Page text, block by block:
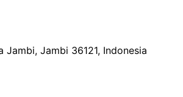
Jambi, Jambi 36121, Indonesia